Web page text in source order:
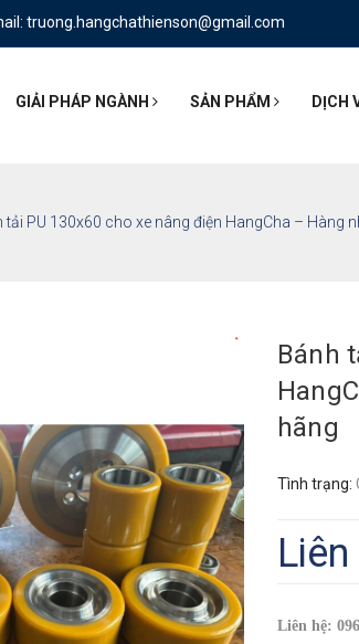
truong.hangchathienson@gmail.com
GIẢI PHÁP NGÀNH SẢN PHẨM DỊCH
tải PU 130x60 cho xe nâng điện HangCha – Hàng
Bánh
hãng
Tình trạng:
Liên
Liên hệ: